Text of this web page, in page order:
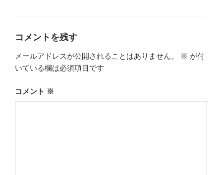
コメントを残す
メールアドレスが公開されることはありません。 ※ が付
いている欄は必須項目です
コメント ※